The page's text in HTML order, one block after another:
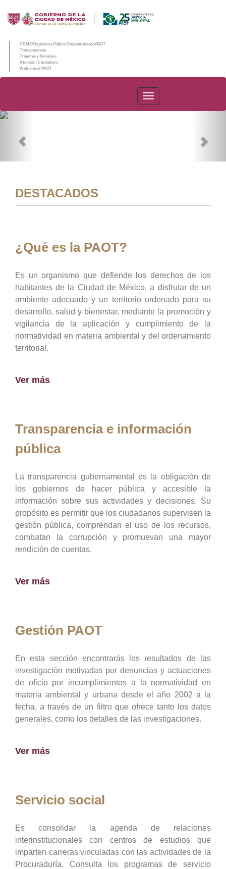
CDMX/Organismo Público Descentralizado/PAOT
Transparencia
Trámites y Servicios
Atención Ciudadana
Web e-mail PAOT
PAOT
DESTACADOS
¿Qué es la PAOT?
Es un organismo que defiende los derechos de los
habitantes de la Ciudad de México, a disfrutar de un
ambiente adecuado y un territorio ordenado para su
desarrollo, salud y bienestar, mediante la promoción y
vigilancia de la aplicación y cumplimiento de la
normatividad en materia ambiental y del ordenamiento
territorial.
Ver más
Transparencia e información
pública
La transparencia gubernamental es la obligación de
los gobiernos de hacer pública y accesible la
información sobre sus actividades y decisiones. Su
propósito es permitir que los ciudadanos supervisen la
gestión pública, comprendan el uso de los recursos,
combatan la corrupción y promuevan una mayor
rendición de cuentas.
Ver más
Gestión PAOT
En esta sección encontrarás los resultados de las
investigación motivadas por denuncias y actuaciones
de oficio por incumplimientos a la normatividad en
materia ambiental y urbana desde el año 2002 a la
fecha, a través de un filtro que ofrece tanto los datos
generales, como los detalles de las investigaciones.
Ver más
Servicio social
Es consolidar la agenda de relaciones
interinstitucionales con centros de estudios que
imparten carreras vinculadas con las actividades de la
Procuraduría, Consulta los programas de servicio